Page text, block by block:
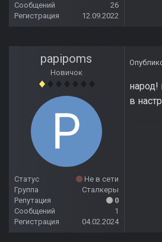
Сообщений
26
Регистрация
12.09.2022
papipoms
Новичок
Статус
Не в сети
Группа
Сталкеры
Репутация
0
Сообщений
1
Регистрация
04.02.2024
народ!
в